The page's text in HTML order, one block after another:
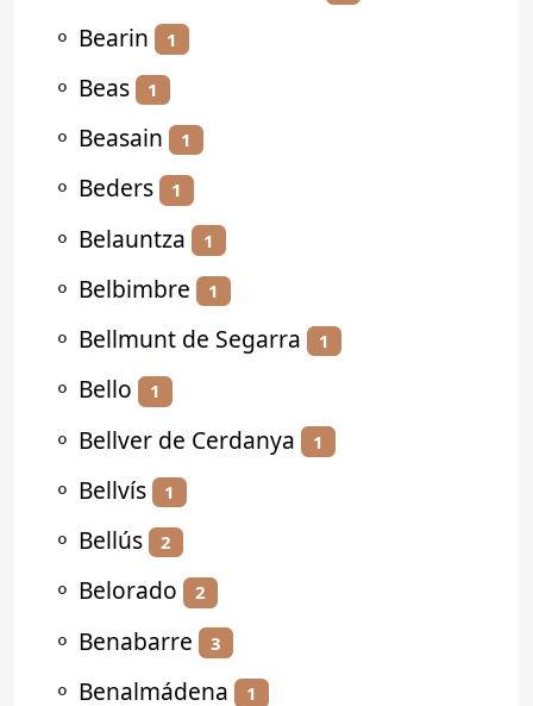
⚬ Bearin 1
⚬ Beas 1
⚬ Beasain 1
⚬ Beders 1
⚬ Belauntza 1
⚬ Belbimbre 1
⚬ Bellmunt de Segarra 1
⚬ Bello 1
⚬ Bellver de Cerdanya 1
⚬ Bellvís 1
⚬ Bellús 2
⚬ Belorado 2
⚬ Benabarre 3
⚬ Benalmádena 1